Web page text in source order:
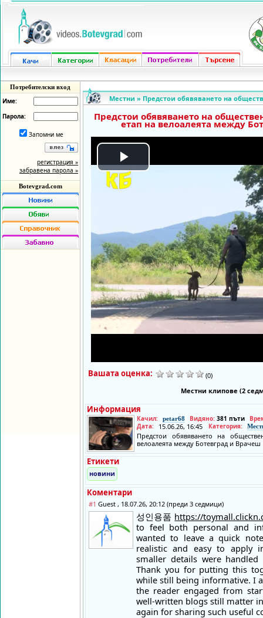
Потребителски вход
Име:
Парола:
Запомни ме
регистрация »
забравена парола »
Botevgrad.com
Местни » Предстои обявяването на
Предстои обявяването на
етап на велоалеята между
Play
Вашата оценка:
(0)
Местни клипове (2
Информация
Качил: petar68 Видяно: 381 пъти
Дата:
15.06.26, 16:45 Категория:
Предстои обявяването на
велоалеята между Ботевград и Врачеш
Етикети
новини
Коментари
#1 Guest , 18.07.26, 20:12 (преди 3 седмици)
성인용품 https://
to feel both personal and
wanted to leave a quick
realistic and easy to apply
smaller details were
Thank you for putting this
while still being informative. I
the reader engaged from
well-written blogs still matter
again for sharing such useful